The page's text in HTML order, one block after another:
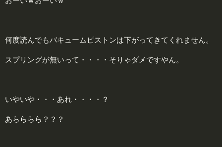
何度読んでもバキュームピストンは下がってきてくれません。
スプリングが無いって・・・・そりゃダメですやん。
いやいや・・・あれ・・・・？
あらららら？？？